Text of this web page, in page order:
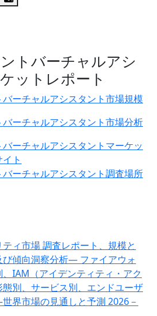
トバーチャルアシ
ットレポート
ーチャルアシスタント市場規模
ーチャルアシスタント市場分析
ーチャルアシスタントマーケッ
ト
ーチャルアシスタント調査場所
ィ市場 調査レポート、規模と
び傾向洞察分析― ファイアウォ
IAM（アイデンティティ・アク
別、サービス別、エンドユーザ
界市場の見通しと予測 2026－